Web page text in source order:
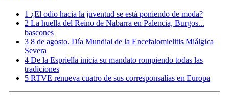
1 ¿El odio hacia la juventud se está poniendo de moda?
2 La huella del Reino de Nabarra en Palencia, Burgos...
bascones
3 8 de agosto. Día Mundial de la Encefalomielitis Miálgica
Severa
4 De la Espriella inicia su mandato rompiendo todas las
tradiciones
5 RTVE renueva cuatro de sus corresponsalías en Europa